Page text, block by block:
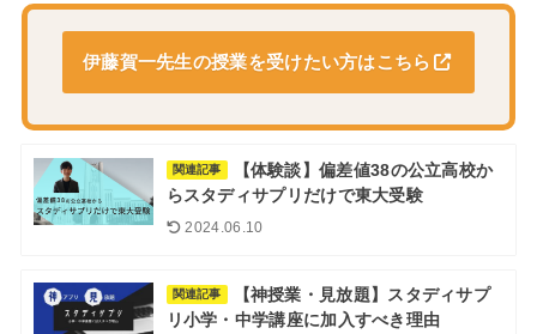
伊藤賀一先生の授業を受けたい方はこちら
関連記事
【体験談】偏差値38の公立高校か
らスタディサプリだけで東大受験
2024.06.10
関連記事
【神授業・見放題】スタディサプ
リ小学・中学講座に加入すべき理由